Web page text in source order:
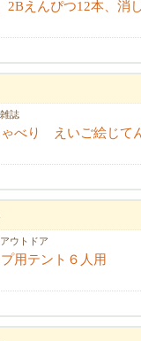
2Bえんぴつ12本、消
誌
ゃべり えいご絵じて
ウトドア
用テント６人用